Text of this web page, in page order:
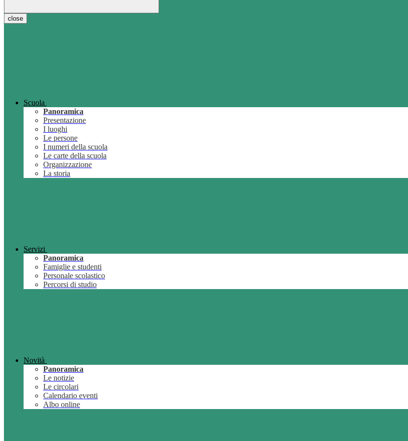
close
Scuola
Panoramica
Presentazione
I luoghi
Le persone
I numeri della scuola
Le carte della scuola
Organizzazione
La storia
Servizi
Panoramica
Famiglie e studenti
Personale scolastico
Percorsi di studio
Novità
Panoramica
Le notizie
Le circolari
Calendario eventi
Albo online